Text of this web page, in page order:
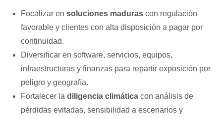
Focalizar ensoluciones maduras con regulación
favorable y clientes con alta disposición a pagar por
continuidad.
Diversificar en software, servicios, equipos,
infraestructuras y finanzas para repartir exposición por
peligro y geografía.
Fortalecer ladiligencia climática con análisis de
pérdidas evitadas, sensibilidad a escenarios y